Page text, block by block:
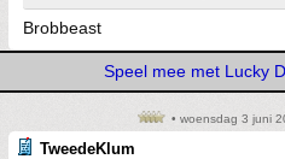
Brobbeast
Speel mee met Lucky
• woensdag 3 juni
TweedeKlum